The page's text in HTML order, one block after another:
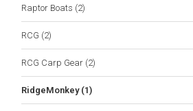
Raptor Boats (2)
RCG (2)
RCG Carp Gear (2)
RidgeMonkey (1)